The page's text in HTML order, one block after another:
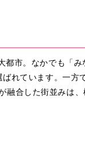
都市。なかでも「
れています。一方
融合した街並みは